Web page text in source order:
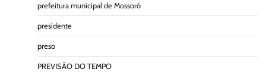
prefeitura municipal de Mossoró
presidente
preso
PREVISÃO DO TEMPO